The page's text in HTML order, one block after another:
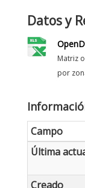
Datos y
Matriz
por
Campo
Última
Creado